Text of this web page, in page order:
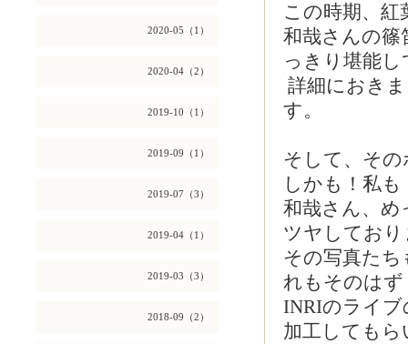
2020-05（1）
2020-04（2）
2019-10（1）
2019-09（1）
2019-07（3）
2019-04（1）
2019-03（3）
2018-09（2）
この時期、
和哉さんの篠
っきり堪能
詳細におき
す。
そして、そ
しかも！私
和哉さん、
ツヤしてお
その写真た
れもそのはず
INRIのライ
加工しても